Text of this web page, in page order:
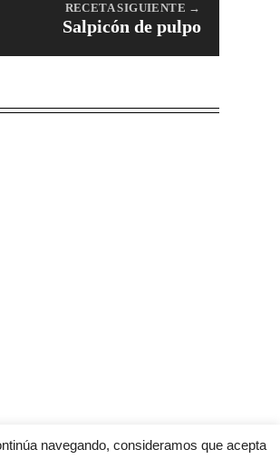
RECETA SIGUIENTE →
Salpicón de pulpo
navegando, consideramos que acepta